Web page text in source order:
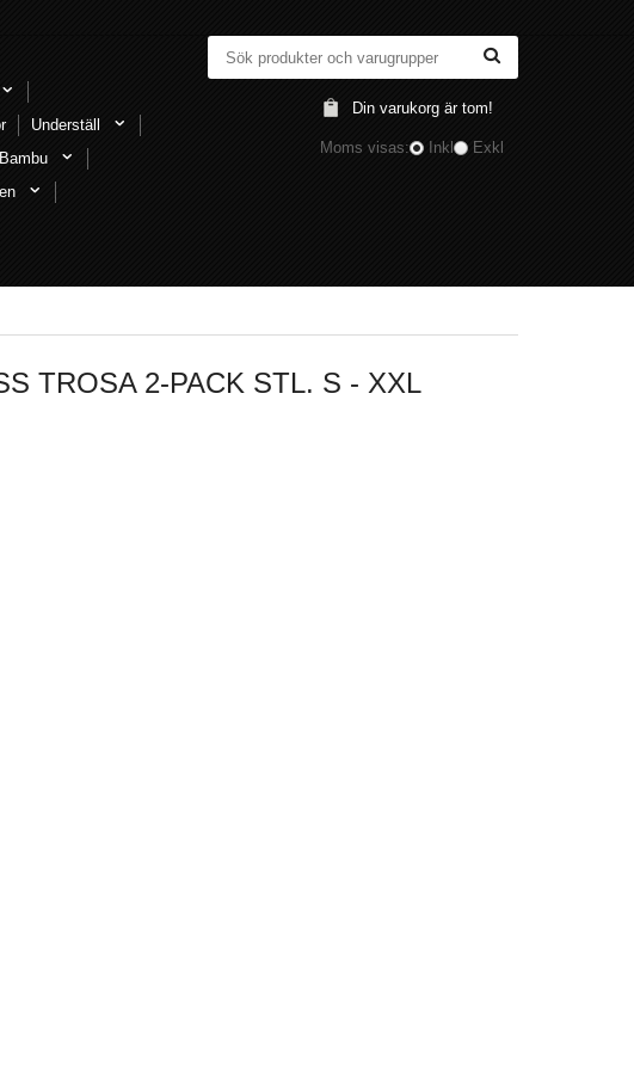
Underställ
Din varukorg är tom!
Moms visas: Inkl Exkl
TROSA 2-PACK STL. S - XXL